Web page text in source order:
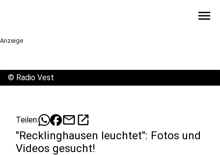
menu
Anzeige
© Radio Vest
Teilen: mailopen_in_new
"Recklinghausen leuchtet": Fotos und
Videos gesucht!